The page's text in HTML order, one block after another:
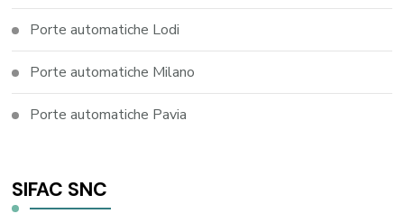
Porte automatiche Lodi
Porte automatiche Milano
Porte automatiche Pavia
SIFAC SNC